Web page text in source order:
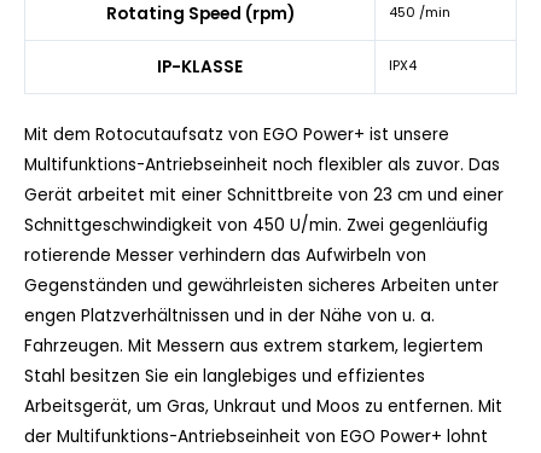
Rotating Speed (rpm) 450 /min
IP-KLASSE IPX4
Mit dem Rotocutaufsatz von EGO Power+ ist unsere
Multifunktions-Antriebseinheit noch flexibler als zuvor. Das
Gerät arbeitet mit einer Schnittbreite von 23 cm und einer
Schnittgeschwindigkeit von 450 U/min. Zwei gegenläufig
rotierende Messer verhindern das Aufwirbeln von
Gegenständen und gewährleisten sicheres Arbeiten unter
engen Platzverhältnissen und in der Nähe von u. a.
Fahrzeugen. Mit Messern aus extrem starkem, legiertem
Stahl besitzen Sie ein langlebiges und effizientes
Arbeitsgerät, um Gras, Unkraut und Moos zu entfernen. Mit
der Multifunktions-Antriebseinheit von EGO Power+ lohnt